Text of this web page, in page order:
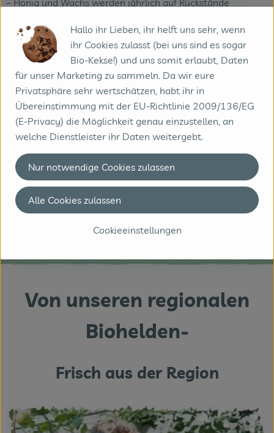
Zeig mir die Produkte
Wir haben ein kleines Interview mit Josef
Dühnen geführt. Dies könnt ihr hier nachlesen
zum Interview
Von unseren regionalen
Biohelden-
Frisch aus der Region
Hallo ihr Lieben, ihr helft uns sehr, wenn
ihr Cookies zulasst (bei uns sind es sogar
Bio-Kekse!) und uns somit erlaubt, Daten
für unser Marketing zu sammeln. Da wir eure
Privatsphäre sehr wertschätzen, habt ihr in
Übereinstimmung mit der EU-Richtlinie 2009/136/EG
(E-Privacy) die Möglichkeit genau einzustellen, an
welche Dienstleister ihr Daten weitergebt.
Cookieeinstellungen
Nur notwendige Cookies zulassen
Alle Cookies zulassen